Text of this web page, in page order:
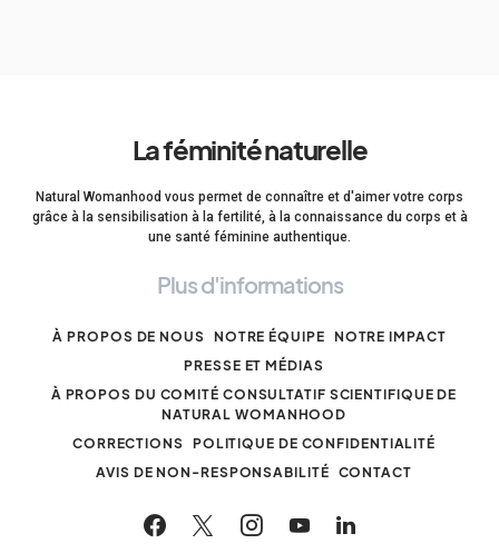
La féminité naturelle
Natural Womanhood vous permet de connaître et d'aimer votre corps
grâce à la sensibilisation à la fertilité, à la connaissance du corps et à
une santé féminine authentique.
Plus d'informations
À PROPOS DE NOUS NOTRE ÉQUIPE NOTRE IMPACT
PRESSE ET MÉDIAS
À PROPOS DU COMITÉ CONSULTATIF SCIENTIFIQUE DE
NATURAL WOMANHOOD
CORRECTIONS POLITIQUE DE CONFIDENTIALITÉ
AVIS DE NON-RESPONSABILITÉ CONTACT